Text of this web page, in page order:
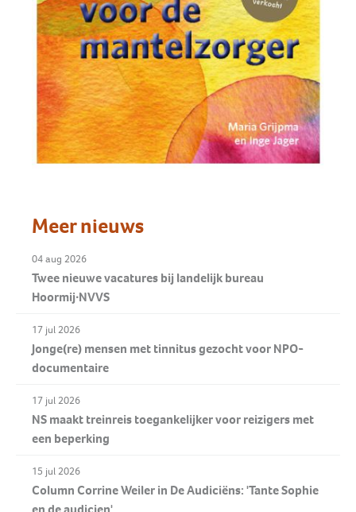
Meer nieuws
04 aug 2026
Twee nieuwe vacatures bij landelijk bureau
Hoormij∙NVVS
17 jul 2026
Jonge(re) mensen met tinnitus gezocht voor NPO-
documentaire
17 jul 2026
NS maakt treinreis toegankelijker voor reizigers met
een beperking
15 jul 2026
Column Corrine Weiler in De Audiciëns: 'Tante Sophie